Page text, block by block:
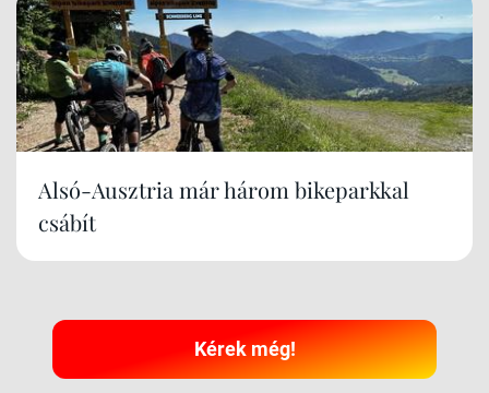
Alsó-Ausztria már három bikeparkkal
csábít
Kérek még!